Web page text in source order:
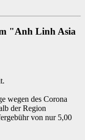
"Anh Linh Asia
wegen des Corona
der Region
von nur 5,00